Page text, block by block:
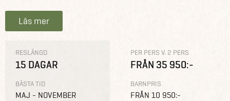
Läs mer
RESLÄNGD
15 DAGAR
BÄSTA TID
MAJ - NOVEMBER
PER PERS V. 2 PERS
FRÅN 35 950:-
BARNPRIS
FRÅN 10 950:-